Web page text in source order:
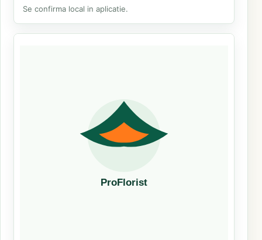
Se confirma local in aplicatie.